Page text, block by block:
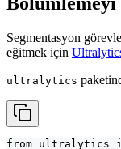
Segmentasyon
eğitmek için
ultralytics
from ultralytics